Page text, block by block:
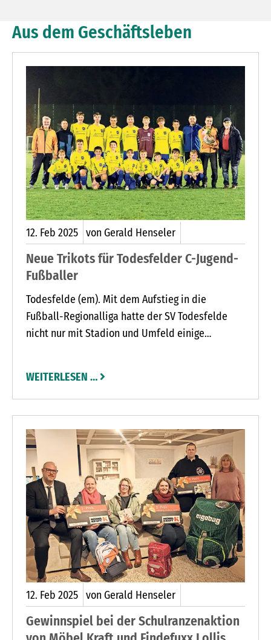
Aus dem Geschäftsleben
12. Feb 2025 von Gerald Henseler
Neue Trikots für Todesfelder C-Jugend-
Fußballer
Todesfelde (em). Mit dem Aufstieg in die
Fußball-Regionalliga hatte der SV Todesfelde
nicht nur mit Stadion und Umfeld einige
WEITERLESEN …
12. Feb 2025 von Gerald Henseler
Gewinnspiel bei der Schulranzenaktion